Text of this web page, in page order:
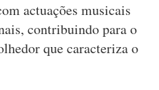
actuações musicais
contribuindo para o
que caracteriza o